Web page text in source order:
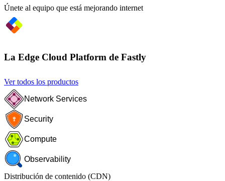
Únete al equipo que está mejorando internet
La Edge Cloud Platform de Fastly
Ver todos los productos
Network Services
Security
Compute
Observability
Distribución de contenido (CDN)